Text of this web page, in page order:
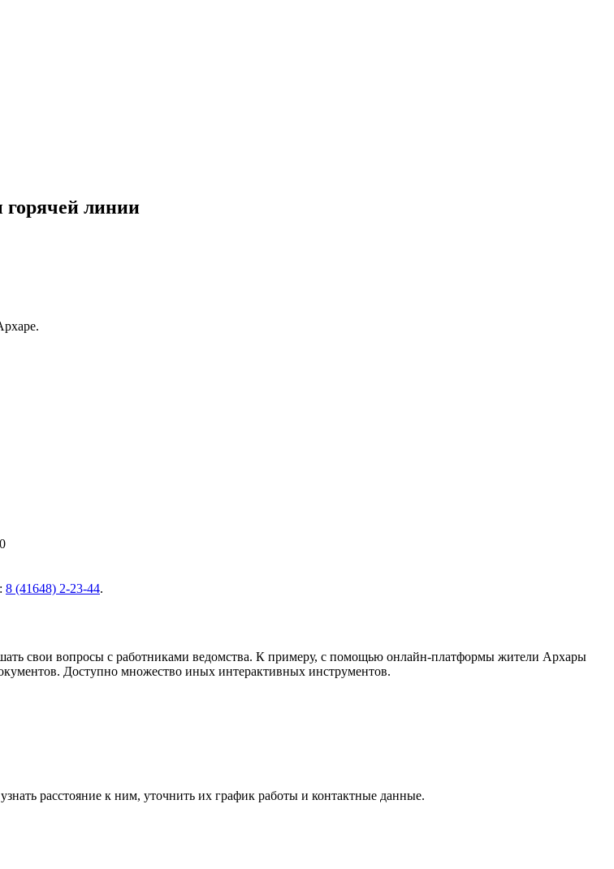
линии
8 (41648) 2-23-44.
свои вопросы с работниками ведомства. К примеру, с помощью онлайн-платформы жители Архары
Доступно множество иных интерактивных инструментов.
расстояние к ним, уточнить их график работы и контактные данные.